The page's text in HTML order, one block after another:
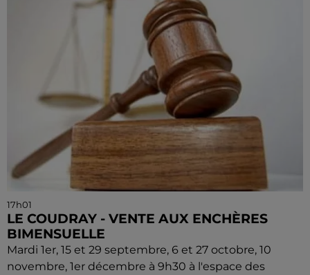
17h01
LE COUDRAY - VENTE AUX ENCHÈRES
BIMENSUELLE
Mardi 1er, 15 et 29 septembre, 6 et 27 octobre, 10
novembre, 1er décembre à 9h30 à l'espace des